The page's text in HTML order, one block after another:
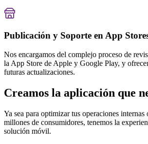
Publicación y Soporte en App
Nos encargamos del complejo proceso de
la App Store de Apple y Google Play, y
futuras actualizaciones.
Creamos la aplicación que
Ya sea para optimizar tus operaciones internas
millones de consumidores, tenemos la
solución móvil.